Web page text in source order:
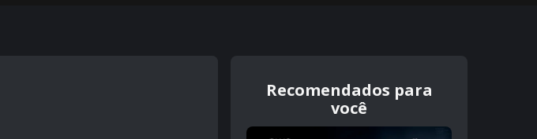
Recomendados para
você